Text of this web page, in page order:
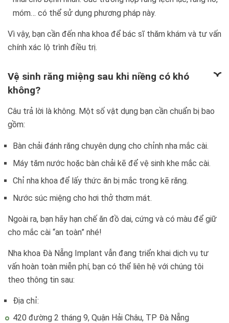
móm… có thể sử dụng phương pháp này.
Vì vậy, bạn cần đến nha khoa để bác sĩ thăm khám và tư vấn
chính xác lộ trình điều trị.
Vệ sinh răng miệng sau khi niềng có khó
không?
Câu trả lời là không. Một số vật dụng bạn cần chuẩn bị bao
gồm:
Bàn chải đánh răng chuyên dụng cho chỉnh nha mắc cài.
Máy tăm nước hoặc bàn chải kẽ để vệ sinh khe mắc cài.
Chỉ nha khoa để lấy thức ăn bị mắc trong kẽ răng.
Nước súc miệng cho hơi thở thơm mát.
Ngoài ra, bạn hãy hạn chế ăn đồ dai, cứng và có màu để giữ
cho mắc cài “an toàn” nhé!
Nha khoa Đà Nẵng Implant vẫn đang triển khai dịch vụ tư
vấn hoàn toàn miễn phí, bạn có thể liên hệ với chúng tôi
theo thông tin sau:
Địa chỉ:
420 đường 2 tháng 9, Quận Hải Châu, TP Đà Nẵng